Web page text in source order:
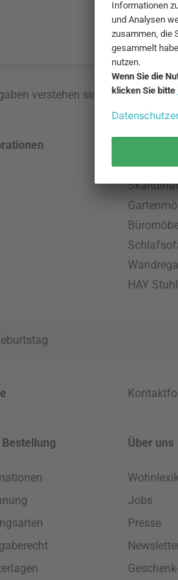
verstehen sich inklusive
HAY Stuhl
Über uns
Jobs
Presse